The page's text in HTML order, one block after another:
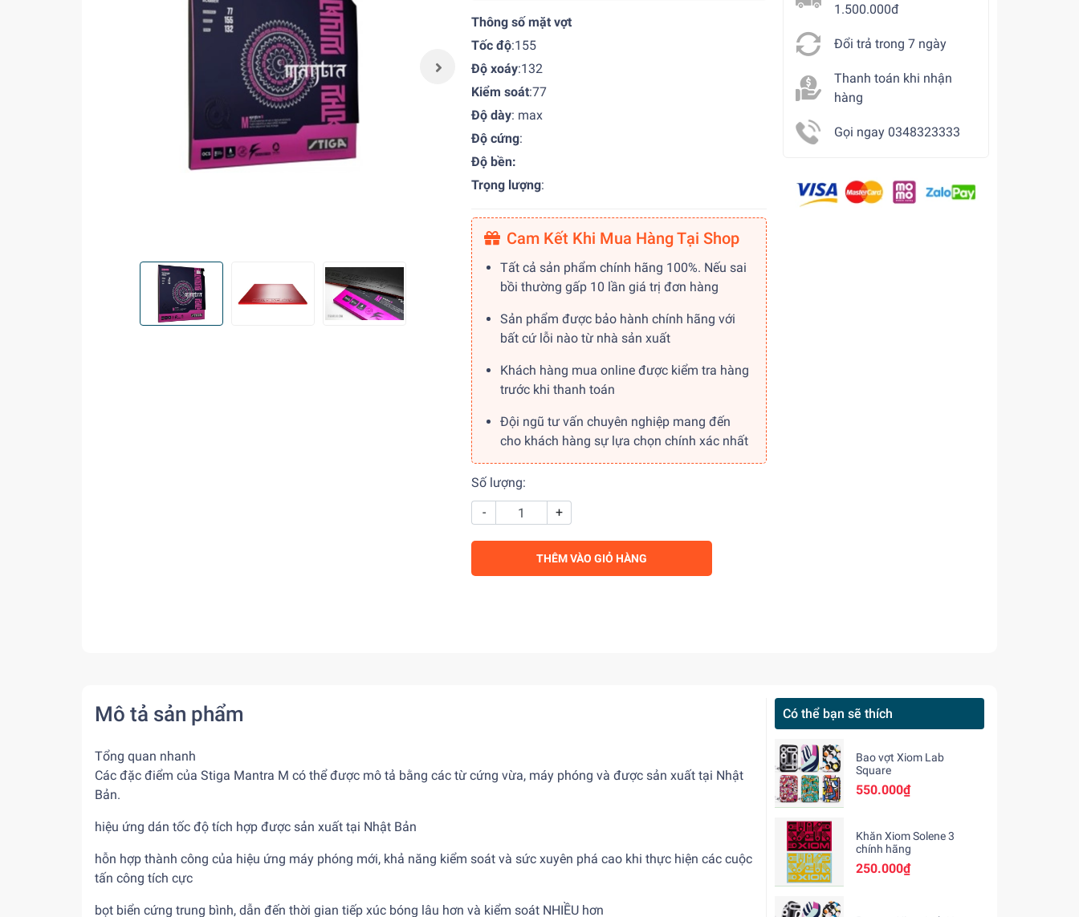
Thông số mặt vợt
Tốc độ:155
Độ xoáy:132
Kiểm soát:77
Độ dày: max
Độ cứng:
Độ bền:
Trọng lượng:
Cam Kết Khi Mua Hàng Tại Shop
Tất cả sản phẩm chính hãng 100%. Nếu sai
bồi thường gấp 10 lần giá trị đơn hàng
Sản phẩm được bảo hành chính hãng với
bất cứ lỗi nào từ nhà sản xuất
Khách hàng mua online được kiểm tra hàng
trước khi thanh toán
Đội ngũ tư vấn chuyên nghiệp mang đến
cho khách hàng sự lựa chọn chính xác nhất
Số lượng:
-
+
THÊM VÀO GIỎ HÀNG
1.500.000đ
Đổi trả trong 7 ngày
Thanh toán khi nhận
hàng
Gọi ngay 0348323333
Mô tả sản phẩm
Tổng quan nhanh
Các đặc điểm của Stiga Mantra M có thể được mô tả bằng các từ cứng vừa, máy phóng và được sản xuất tại Nhật
Bản.
hiệu ứng dán tốc độ tích hợp được sản xuất tại Nhật Bản
hỗn hợp thành công của hiệu ứng máy phóng mới, khả năng kiểm soát và sức xuyên phá cao khi thực hiện các cuộc
tấn công tích cực
bọt biển cứng trung bình, dẫn đến thời gian tiếp xúc bóng lâu hơn và kiểm soát NHIỀU hơn
Có thể bạn sẽ thích
Bao vợt Xiom Lab
Square
550.000₫
Khăn Xiom Solene 3
chính hãng
250.000₫